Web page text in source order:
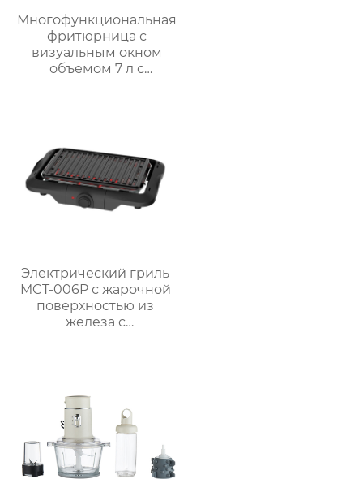
Многофункциональная
фритюрница с
визуальным окном
объемом 7 л с
Электрический гриль
MCT-006P с жарочной
поверхностью из
железа с